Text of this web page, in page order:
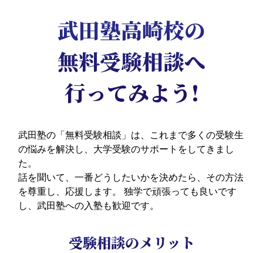
武田塾高崎校の
無料受験相談へ
行ってみよう!
武田塾の「無料受験相談」は、これまで多くの受験生
の悩みを解決し、大学受験のサポートをしてきまし
た。
話を聞いて、一番どうしたいかを決めたら、その方法
を尊重し、応援します。
独学で頑張っても良いです
し、武田塾への入塾も歓迎です。
受験相談のメリット